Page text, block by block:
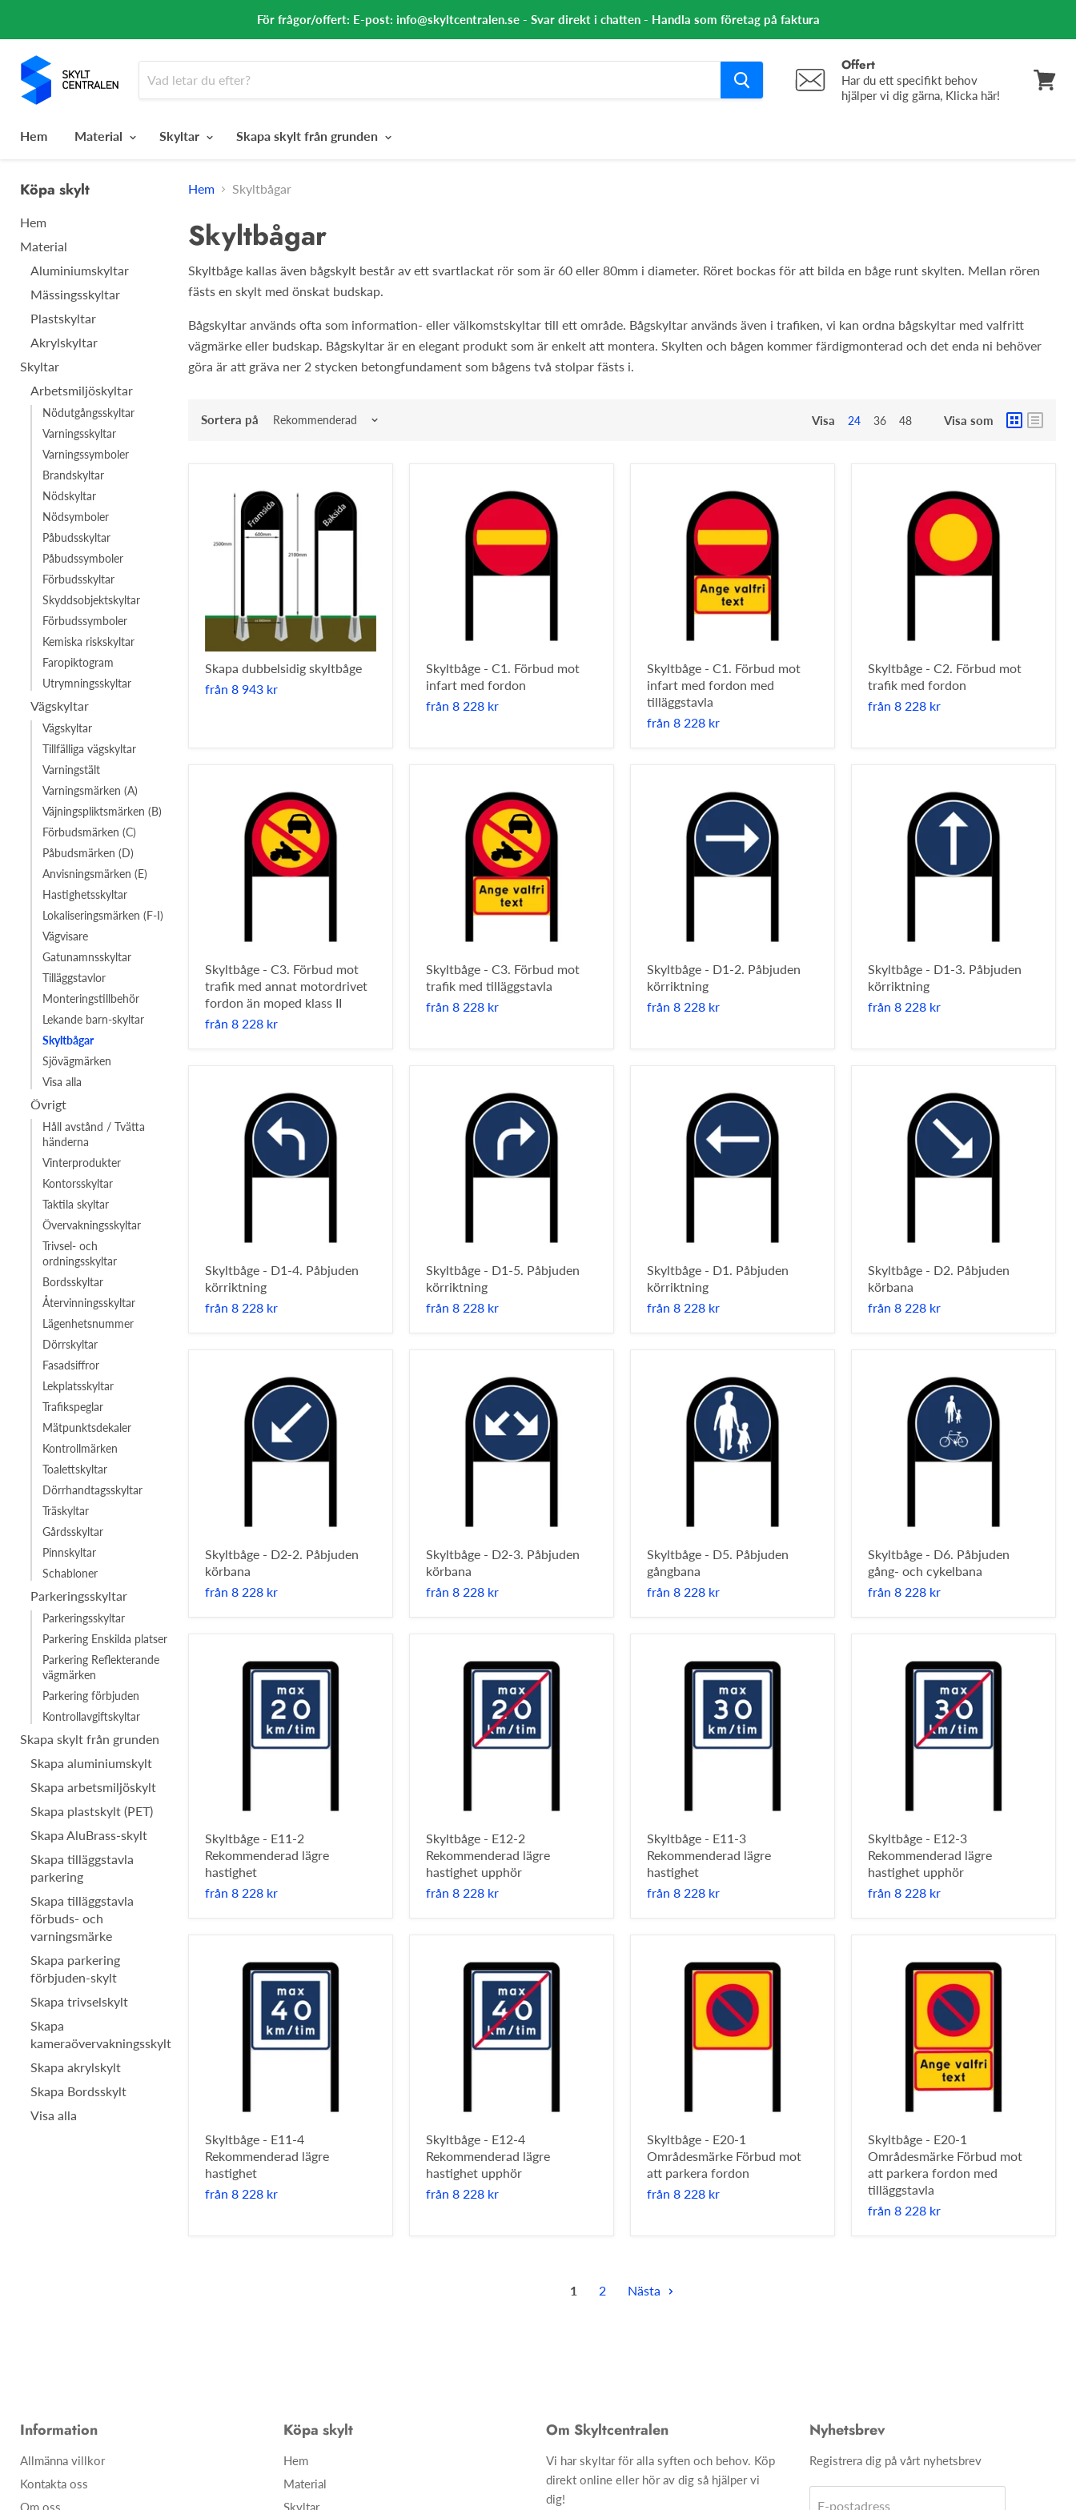
För frågor/offert: E-post: info@skyltcentralen.se - Svar direkt i chatten - Handla som företag på faktura
Offert
Har du ett specifikt behov
hjälper vi dig gärna, Klicka här!
Hem
Material Skyltar Skapa skylt från grunden
Köpa skylt
Hem
Material
Aluminiumskyltar
Mässingsskyltar
Plastskyltar
Akrylskyltar
Skyltar
Arbetsmiljöskyltar
Nödutgångsskyltar
Varningsskyltar
Varningssymboler
Brandskyltar
Nödskyltar
Nödsymboler
Påbudsskyltar
Påbudssymboler
Förbudsskyltar
Skyddsobjektskyltar
Förbudssymboler
Kemiska riskskyltar
Faropiktogram
Utrymningsskyltar
Vägskyltar
Vägskyltar
Tillfälliga vägskyltar
Varningstält
Varningsmärken (A)
Väjningspliktsmärken (B)
Förbudsmärken (C)
Påbudsmärken (D)
Anvisningsmärken (E)
Hastighetsskyltar
Lokaliseringsmärken (F-I)
Vägvisare
Gatunamnsskyltar
Tilläggstavlor
Monteringstillbehör
Lekande barn-skyltar
Skyltbågar
Sjövägmärken
Visa alla
Övrigt
Håll avstånd / Tvätta
händerna
Vinterprodukter
Kontorsskyltar
Taktila skyltar
Övervakningsskyltar
Trivsel- och
ordningsskyltar
Bordsskyltar
Återvinningsskyltar
Lägenhetsnummer
Dörrskyltar
Fasadsiffror
Lekplatsskyltar
Trafikspeglar
Mätpunktsdekaler
Kontrollmärken
Toalettskyltar
Dörrhandtagsskyltar
Träskyltar
Gårdsskyltar
Pinnskyltar
Schabloner
Parkeringsskyltar
Parkeringsskyltar
Parkering Enskilda platser
Parkering Reflekterande
vägmärken
Parkering förbjuden
Kontrollavgiftskyltar
Skapa skylt från grunden
Skapa aluminiumskylt
Skapa arbetsmiljöskylt
Skapa plastskylt (PET)
Skapa AluBrass-skylt
Skapa tilläggstavla
parkering
Skapa tilläggstavla
förbuds- och
varningsmärke
Skapa parkering
förbjuden-skylt
Skapa trivselskylt
Skapa
kameraövervakningsskylt
Skapa akrylskylt
Skapa Bordsskylt
Visa alla
Hem Skyltbågar
Skyltbågar
Skyltbåge kallas även bågskylt består av ett svartlackat rör som är 60 eller 80mm i diameter. Röret bockas för att bilda en båge runt skylten. Mellan rören
fästs en skylt med önskat budskap.
Bågskyltar används ofta som information- eller välkomstskyltar till ett område. Bågskyltar används även i trafiken, vi kan ordna bågskyltar med valfritt
vägmärke eller budskap. Bågskyltar är en elegant produkt som är enkelt att montera. Skylten och bågen kommer färdigmonterad och det enda ni behöver
göra är att gräva ner 2 stycken betongfundament som bågens två stolpar fästs i.
Sortera på Visa 24 36 48 Visa som
Skapa dubbelsidig skyltbåge
från 8 943 kr
Skyltbåge - C1. Förbud mot
infart med fordon
från 8 228 kr
Skyltbåge - C1. Förbud mot
infart med fordon med
tilläggstavla
från 8 228 kr
Skyltbåge - C2. Förbud mot
trafik med fordon
från 8 228 kr
Skyltbåge - C3. Förbud mot
trafik med annat motordrivet
fordon än moped klass II
från 8 228 kr
Skyltbåge - C3. Förbud mot
trafik med tilläggstavla
från 8 228 kr
Skyltbåge - D1-2. Påbjuden
körriktning
från 8 228 kr
Skyltbåge - D1-3. Påbjuden
körriktning
från 8 228 kr
Skyltbåge - D1-4. Påbjuden
körriktning
från 8 228 kr
Skyltbåge - D1-5. Påbjuden
körriktning
från 8 228 kr
Skyltbåge - D1. Påbjuden
körriktning
från 8 228 kr
Skyltbåge - D2. Påbjuden
körbana
från 8 228 kr
Skyltbåge - D2-2. Påbjuden
körbana
från 8 228 kr
Skyltbåge - D2-3. Påbjuden
körbana
från 8 228 kr
Skyltbåge - D5. Påbjuden
gångbana
från 8 228 kr
Skyltbåge - D6. Påbjuden
gång- och cykelbana
från 8 228 kr
Skyltbåge - E11-2
Rekommenderad lägre
hastighet
från 8 228 kr
Skyltbåge - E12-2
Rekommenderad lägre
hastighet upphör
från 8 228 kr
Skyltbåge - E11-3
Rekommenderad lägre
hastighet
från 8 228 kr
Skyltbåge - E12-3
Rekommenderad lägre
hastighet upphör
från 8 228 kr
Skyltbåge - E11-4
Rekommenderad lägre
hastighet
från 8 228 kr
Skyltbåge - E12-4
Rekommenderad lägre
hastighet upphör
från 8 228 kr
Skyltbåge - E20-1
Områdesmärke Förbud mot
att parkera fordon
från 8 228 kr
Skyltbåge - E20-1
Områdesmärke Förbud mot
att parkera fordon med
tilläggstavla
från 8 228 kr
1 2 Nästa
Information
Allmänna villkor
Kontakta oss
Om oss
Köpa skylt
Hem
Material
Skyltar
Om Skyltcentralen
Vi har skyltar för alla syften och behov. Köp
direkt online eller hör av dig så hjälper vi
dig!
Nyhetsbrev
Registrera dig på vårt nyhetsbrev
E-postadress